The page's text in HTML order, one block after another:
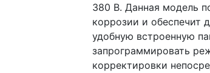
380 В. Данная модель
коррозии и обеспечит
удобную встроенную
запрограммировать
корректировки